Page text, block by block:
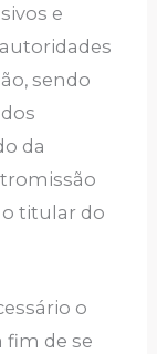
e
sendo
da
titular do
o
fim de se